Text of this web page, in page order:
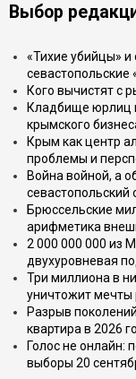
Выбор
«Тихие убийцы» и
Кого вычистят с
Кладбище юрлиц
крымского
Крым как центр
проблемы и
Война войной, а
Брюссельские
арифметика
2 000 000 000 из
двухуровневая
Три миллиона в
уничтожит мечты
Разрыв
квартира в 2026
Голос не онлайн:
выборы 20